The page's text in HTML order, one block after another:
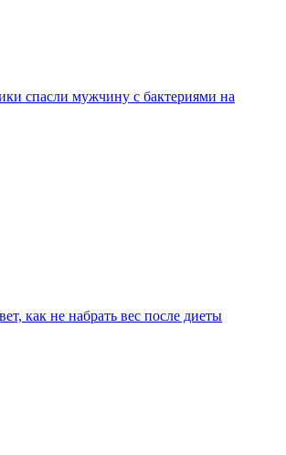
спасли мужчину с бактериями на
как не набрать вес после диеты